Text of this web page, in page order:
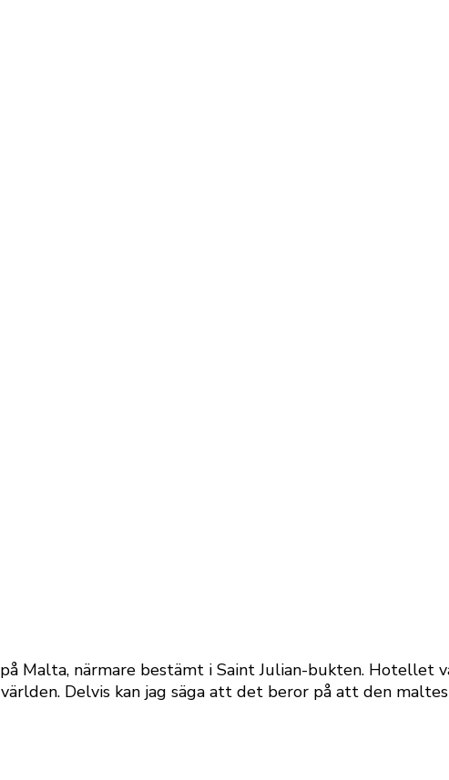
Malta, närmare bestämt i Saint Julian-bukten. Hotellet
Delvis kan jag säga att det beror på att den